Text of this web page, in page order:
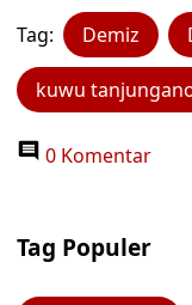
Tag: Demiz
kuwu
0 Komentar
Tag Populer